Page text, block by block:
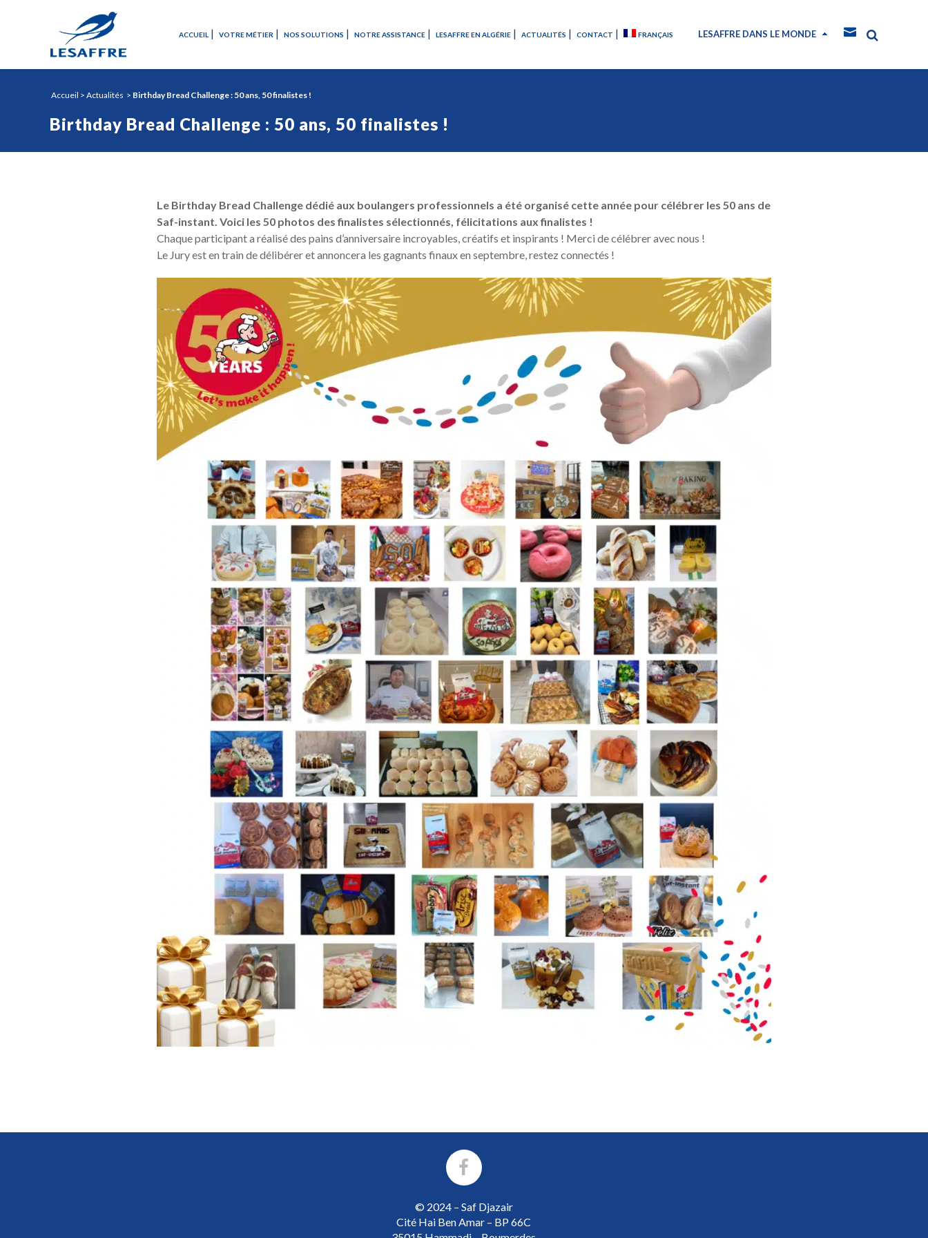
LESAFFRE DANS LE MONDE
ACCUEIL VOTRE MÉTIER NOS SOLUTIONS NOTRE ASSISTANCE LESAFFRE EN ALGÉRIE ACTUALITÉS CONTACT FRANÇAIS
Birthday Bread Challenge : 50 ans, 50 finalistes !
Accueil > Actualités > Birthday Bread Challenge : 50 ans, 50 finalistes !
Le Birthday Bread Challenge dédié aux boulangers professionnels a été organisé cette année pour célébrer les 50 ans de
Saf-instant. Voici les 50 photos des finalistes sélectionnés, félicitations aux finalistes !
Chaque participant a réalisé des pains d’anniversaire incroyables, créatifs et inspirants ! Merci de célébrer avec nous !
Le Jury est en train de délibérer et annoncera les gagnants finaux en septembre, restez connectés !
© 2024 – Saf Djazair
Cité Hai Ben Amar – BP 66C